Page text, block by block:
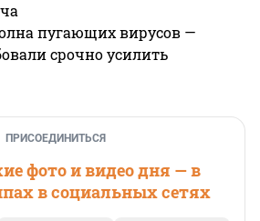
пугающих вирусов —
срочно усилить
ПРИСОЕДИНИТЬСЯ
фото и видео дня — в
в социальных сетях